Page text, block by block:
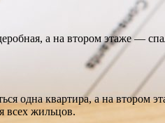
а на втором этаже —
одна квартира, а на втором
всех жильцов.